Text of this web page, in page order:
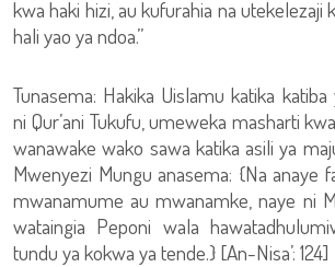
kwa haki hizi, au kufurahia na utekelezaji
hali yao ya ndoa.”
Tunasema: Hakika Uislamu katika
ni Qur’ani Tukufu, umeweka masharti
wanawake wako sawa katika asili ya
Mwenyezi Mungu anasema: {Na anaye
mwanamume au mwanamke, naye ni
wataingia Peponi wala
tundu ya kokwa ya tende.} [An-Nisa’: 124]